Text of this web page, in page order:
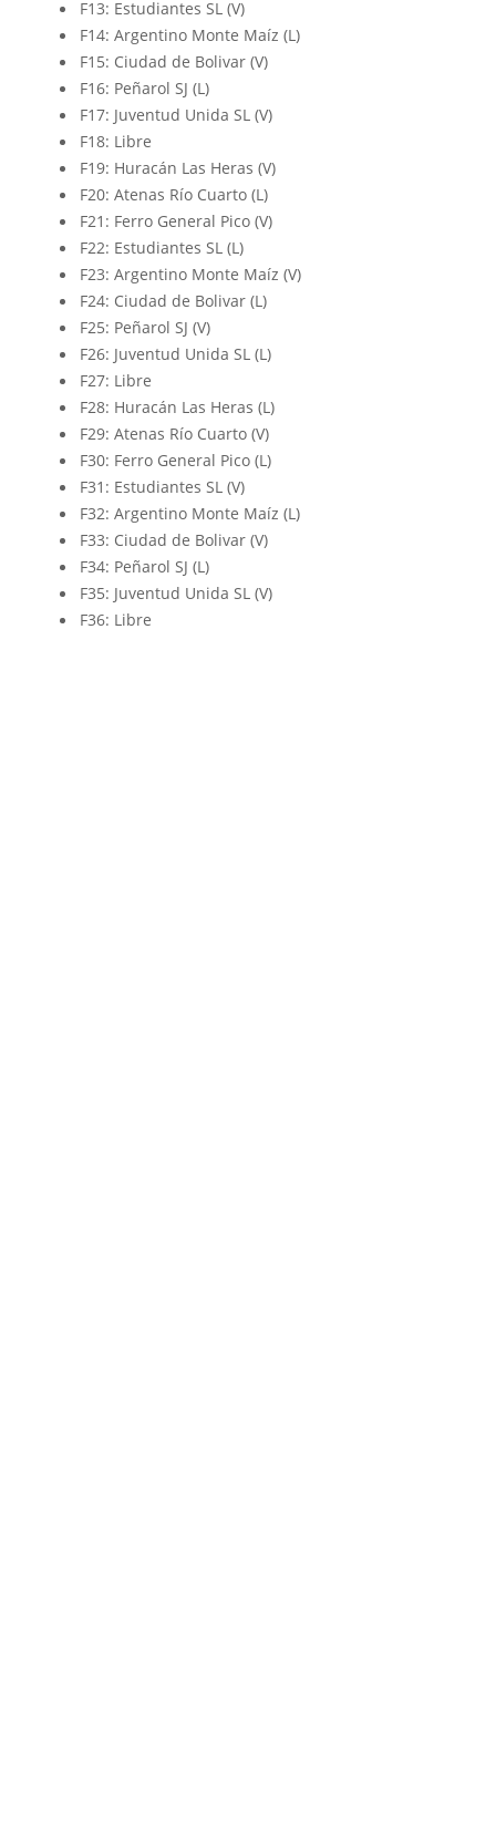
F13: Estudiantes SL (V)
F14: Argentino Monte Maíz (L)
F15: Ciudad de Bolivar (V)
F16: Peñarol SJ (L)
F17: Juventud Unida SL (V)
F18: Libre
F19: Huracán Las Heras (V)
F20: Atenas Río Cuarto (L)
F21: Ferro General Pico (V)
F22: Estudiantes SL (L)
F23: Argentino Monte Maíz (V)
F24: Ciudad de Bolivar (L)
F25: Peñarol SJ (V)
F26: Juventud Unida SL (L)
F27: Libre
F28: Huracán Las Heras (L)
F29: Atenas Río Cuarto (V)
F30: Ferro General Pico (L)
F31: Estudiantes SL (V)
F32: Argentino Monte Maíz (L)
F33: Ciudad de Bolivar (V)
F34: Peñarol SJ (L)
F35: Juventud Unida SL (V)
F36: Libre